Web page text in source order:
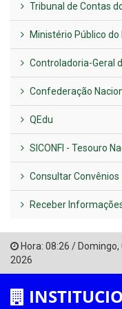
Tribunal de Contas
Ministério Público
Controladoria-Geral
Confederação
QEdu
SICONFI - Tesouro
Consultar Convênios
Receber
Hora: 08:26 / Domingo,
2026